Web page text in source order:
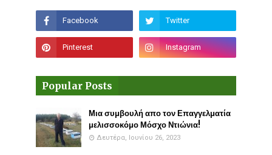
Popular Posts
Μια συμβουλή απο τον Επαγγελματία
μελισσοκόμο Μόσχο Ντιώνια!
Δευτέρα, Ιουνίου 26, 2023